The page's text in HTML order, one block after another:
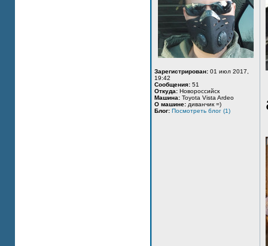
Зарегистрирован: 01 июл 2017,
19:42
Сообщения: 51
Откуда: Новороссийск
Машина: Toyota Vista Ardeo
О машине: диванчик =)
Блог: Посмотреть блог (1)